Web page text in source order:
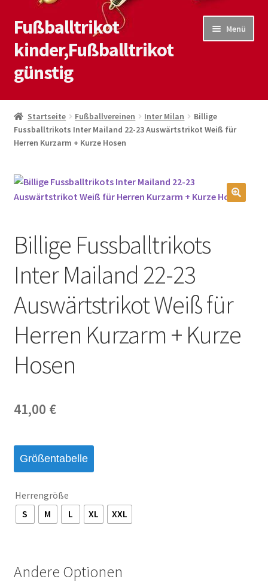
Zur
Navigation
springen
Zum
Inhalt
springen
Fußballtrikot
kinder,Fußballtrikot
günstig
Menü
Start
Blog
Kontaktiere uns
Shop
Startseite Fußballvereinen Inter Milan
Billige
Fussballtrikots Inter Mailand 22-23 Auswärtstrikot Weiß für
Herren Kurzarm + Kurze Hosen
Billige Fussballtrikots
Inter Mailand 22-23
Auswärtstrikot Weiß für
Herren Kurzarm + Kurze
Hosen
41,00 €
Größentabelle
Herrengröße
S
M L XL XXL
Andere Optionen